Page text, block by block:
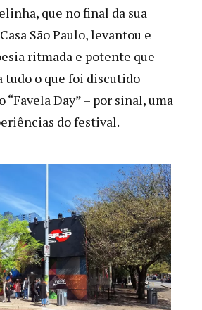
que no final da sua
São Paulo, levantou e
ritmada e potente que
tudo o que foi discutido
“Favela Day” – por sinal, uma
do festival.